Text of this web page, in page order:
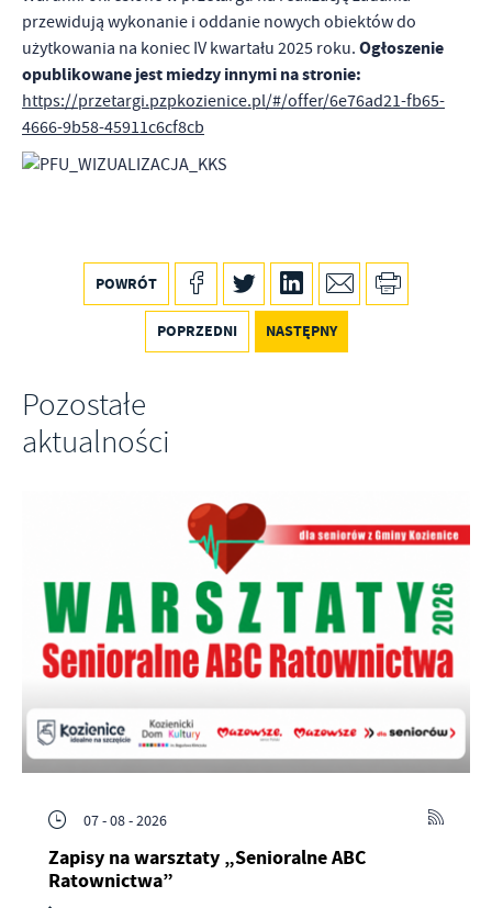
przewidują wykonanie i oddanie nowych obiektów do
użytkowania na koniec IV kwartału 2025 roku. Ogłoszenie
opublikowane jest miedzy innymi na stronie:
https://przetargi.pzpkozienice.pl/#/offer/6e76ad21-fb65-
4666-9b58-45911c6cf8cb
POWRÓT
POPRZEDNI NASTĘPNY
Pozostałe
aktualności
07 - 08 - 2026
Zapisy na warsztaty „Senioralne ABC
Ratownictwa”